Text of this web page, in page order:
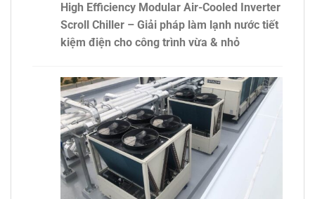
High Efficiency Modular Air-Cooled Inverter
Scroll Chiller – Giải pháp làm lạnh nước tiết
kiệm điện cho công trình vừa & nhỏ